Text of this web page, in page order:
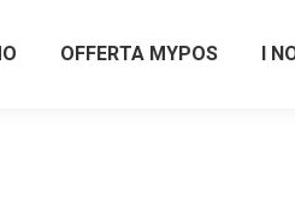
OFFERTA MYPOS I